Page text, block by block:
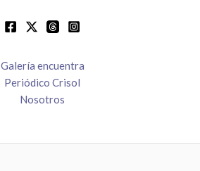
Galería encuentra
Periódico Crisol
Nosotros